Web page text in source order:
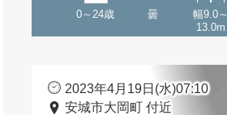
0～24歳 曇
幅9.0～
13.0m
2023年4月19日(水)07:10
安城市大岡町 付近